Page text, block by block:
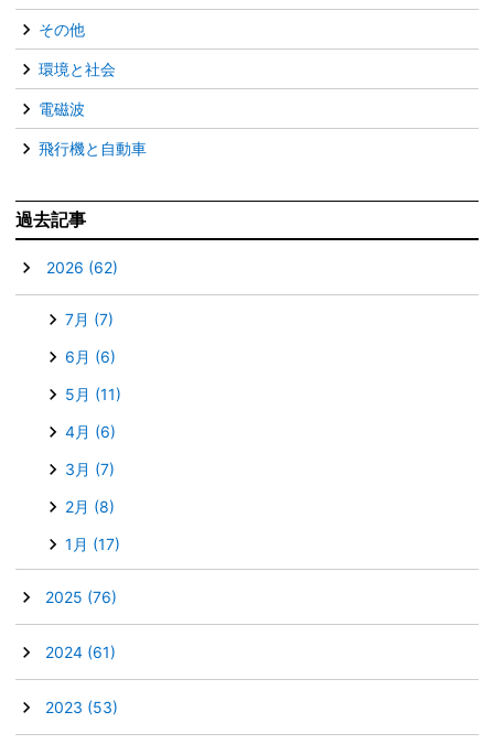
その他
環境と社会
電磁波
飛行機と自動車
過去記事
2026 (62)
7月 (7)
6月 (6)
5月 (11)
4月 (6)
3月 (7)
2月 (8)
1月 (17)
2025 (76)
2024 (61)
2023 (53)